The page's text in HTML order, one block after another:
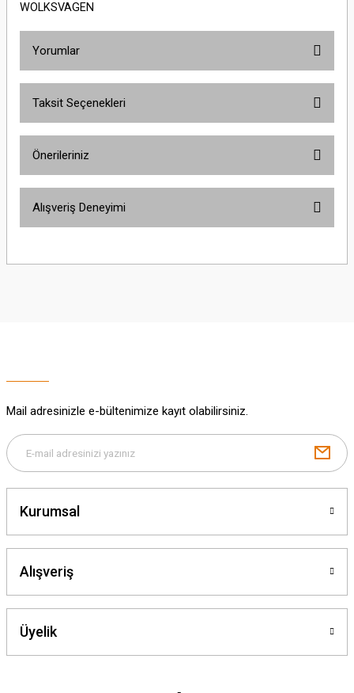
WOLKSVAGEN
Yorumlar
Taksit Seçenekleri
Önerileriniz
yetersiz gördüğünüz noktaları öneri formunu kullanarak tarafımıza
Gönder
Alışveriş Deneyimi
Mail adresinizle e-bültenimize kayıt olabilirsiniz.
Kurumsal
Alışveriş
Üyelik